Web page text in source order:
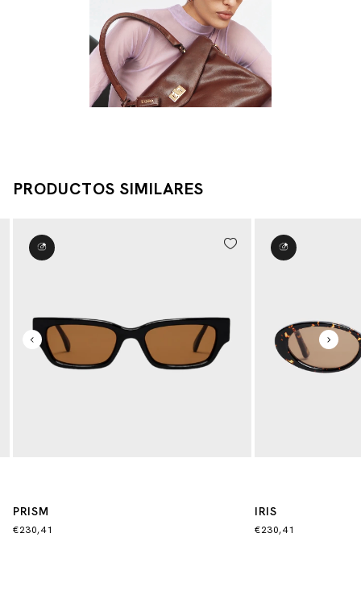
PRODUCTOS SIMILARES
PRISM
€230,41
IRIS
€230,41